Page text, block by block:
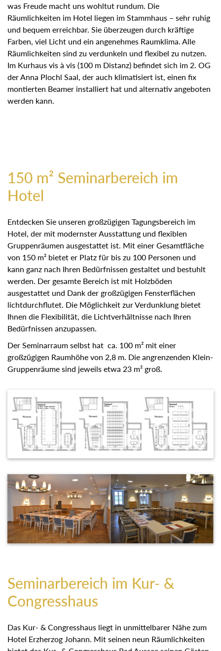
was Freude macht uns wohltut rundum. Die
Räumlichkeiten im Hotel liegen im Stammhaus – sehr ruhig
und bequem erreichbar. Sie überzeugen durch kräftige
Farben, viel Licht und ein angenehmes Raumklima. Alle
Räumlichkeiten sind zu verdunkeln und flexibel zu nutzen.
Im Kurhaus vis à vis (100 m Distanz) befindet sich im 2. OG
der Anna Plochl Saal, der auch klimatisiert ist, einen fix
montierten Beamer installiert hat und alternativ angeboten
werden kann.
150 m² Seminarbereich im
Hotel
Entdecken Sie unseren großzügigen Tagungsbereich im
Hotel, der mit modernster Ausstattung und flexiblen
Gruppenräumen ausgestattet ist. Mit einer Gesamtfläche
von 150 m² bietet er Platz für bis zu 100 Personen und
kann ganz nach Ihren Bedürfnissen gestaltet und bestuhlt
werden. Der gesamte Bereich ist mit Holzböden
ausgestattet und Dank der großzügigen Fensterflächen
lichtdurchflutet. Die Möglichkeit zur Verdunklung bietet
Ihnen die Flexibilität, die Lichtverhältnisse nach Ihren
Bedürfnissen anzupassen.
Der Seminarraum selbst hat ca. 100 m² mit einer
großzügigen Raumhöhe von 2,8 m. Die angrenzenden Klein-
Gruppenräume sind jeweils etwa 23 m² groß.
Seminarbereich im Kur- &
Congresshaus
Das Kur- & Congresshaus liegt in unmittelbarer Nähe zum
Hotel Erzherzog Johann. Mit seinen neun Räumlichkeiten